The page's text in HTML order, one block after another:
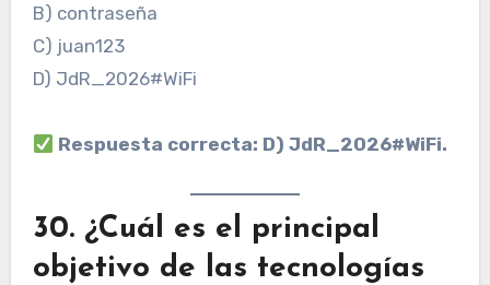
B) contraseña
C) juan123
D) JdR_2026#WiFi
Respuesta correcta: D) JdR_2026#WiFi.
30. ¿Cuál es el principal
objetivo de las tecnologías